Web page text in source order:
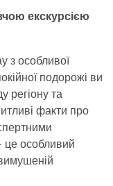
екскурсією
з особливої
подорожі ви
регіону та
факти про
це особливий